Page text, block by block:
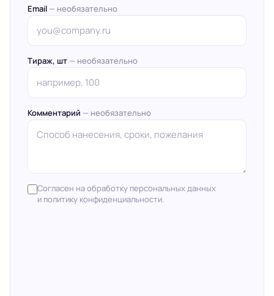
Email — необязательно
Тираж, шт — необязательно
Комментарий — необязательно
Согласен на обработку персональных данных
и политику конфиденциальности.